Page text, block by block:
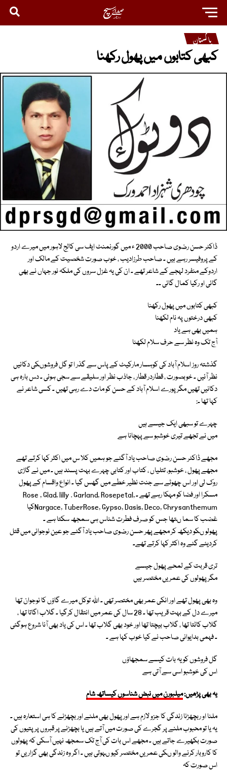
پاکستان
کبھی کتابوں میں پھول رکھنا
ڈاکٹر حسن رضوی صاحب 2000 ء میں گورنمنٹ ایف سی کالج لاہور میں میرے اردو
کے پروفیسر رہے ہیں ـ صاحب طرزادیب ، خوب صورت شخصیت کے مالک اور
اردوکے منفرد لہجے کے شاعر تھے ـ ان کی یہ غزل سروں کی ملکہ نور جہاں نے بھی
گائی او رکیا کمال گائی ـ۔
کبھی کتابوں میں پھول رکھنا
کبھی درختوں پہ نام لکھنا
ہمیں بھی ہے یاد
آج تک وہ نظر سے حرف سلام لکھنا
گذشتہ روز اسلام آباد کی کوہسار مارکیٹ کے پاس سے گذر ا تو گل فروشوںکی دکانیں
نظر آئیں ـ خوبصورت ، قطاردر قطار ، جاذب نظر اور سلیقے سے سجی ہوئی ـ دس بارہ ہی
دکانیں تھیں مگر پورے اسلام آباد کے حسن کو مات دے رہی تھیں ـ کسی شاعر نے
کہا تھا ـ:
چہرے تو سبھی ایک جیسے ہیں
میں نے تجھے تیری خوشبو سے پہچانا ہے
مجھے ڈاکٹر حسن رضوی صاحب یاد آگئے جو ہمیں کلا س میں اکثر کہا کرتے تھے
مجھے پھول ، خوشبو، تتلیاں ، کتاب اور کتابی چہرے بہت پسند ہیں ـ میں نے گاڑی
روک لی اور اس چھوٹے سے جنت نظیر خطے میں گھس گیا ـ انواع واقسام کے پھول
مسکرا اور فضا کو مہکا رہے تھے ـ Rose , Glad, lilly . Garland, Rosepetal,
Nargace, TuberRose, Gypso, Dasis, Deco, Chrysanthemumکیا
غضب کا سما ںتھا جس کو صرف فطرت شناس ہی سمجھ سکتا ہے ـ
پھولو ںکو دیکھ کر مجھے پھر حسن رضوی صاحب یاد آگئے جو عین نوجوانی میں قتل
کردیئے گئے وہ اکثر کہا کرتے تھےـ
تری قربت کے لمحے پھول جیسے
مگر پھولوں کی عمریں مختصر ہیں
وہ بھی پھول تھے اور انکی عمر بھی مختصر تھی ـ اللہ توکل میرے گاؤں کا نوجوان تھا
میرے دل کے بہت قریب تھا ـ 28 سال کی عمر میں انتقال کرگیا ـ گلاب اگاتا تھا ،
گلاب کاٹتا تھا ، گلاب بیچتا تھا اور خود بھی گلاب تھا ـ اس کی یاد بھی آنا شروع ہوگئی
ـ فہمی بدایوانی صاحب نے کیا خوب کہا ہے ـ
گل فروشوں کو یہ بات کیسے سمجھاؤں
اس کی خوشبو اسی سے آتی ہے
یہ بھی پڑھیں:میلبورن میں نبض شناسوں کیساتھ شام
ملنا او ربچھڑنا زندگی کا جزو لازم ہے اور پھول بھی ملنے اور بچھڑنے کا ہی استعارہ ہیں ـ
یہ یا تو محبوب ملنے پر گجرے کی صورت میں آتے ہیں یا بچھڑنے پر قبروں پر پتیوں کی
صورت بکھیرے جاتے ہیں ـ مجھے اس بات کی آج تک سمجھ نہیں آسکی کہ پھولوں
کا کاروبار کرنے والو ںکی عمریں مختصر کیو ںہوتی ہیں ـ اگر وہ زندگی بھی گزاریں تو
اس صورت کہ